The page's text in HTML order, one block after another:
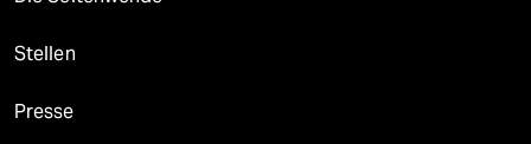
Stellen
Presse